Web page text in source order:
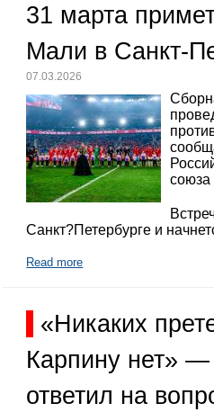
31 марта
Мали в Санкт-
07.03.2026
Санкт?Петербурге и
Read more
«Никаких
Карпину нет»
ответил на